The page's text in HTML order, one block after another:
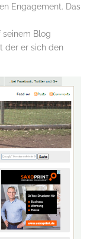
Engagement. Das
Blog
der er sich den